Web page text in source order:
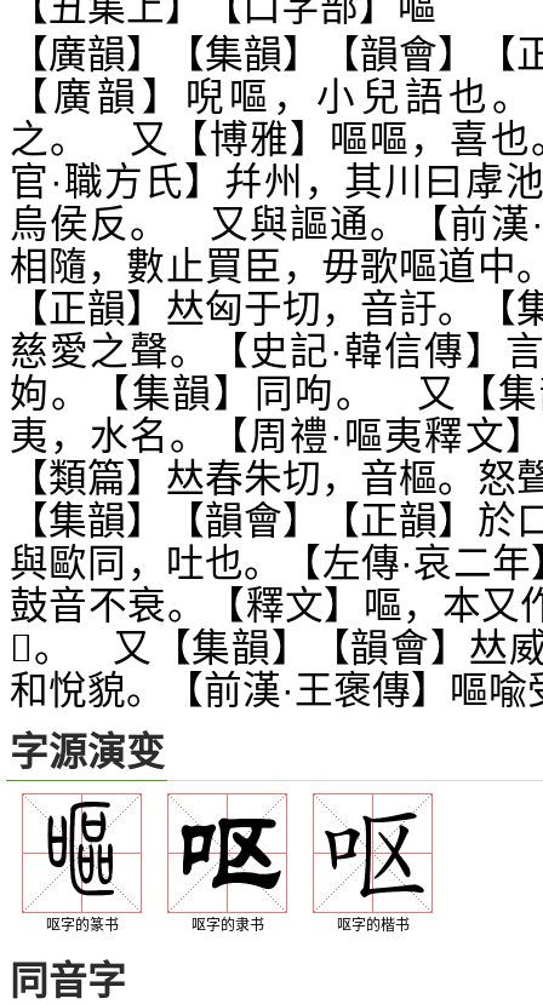
【廣韻】【集韻】【韻會】【
【廣韻】唲嘔，小兒語也
之。 又【博雅】嘔嘔，喜
官·職方氏】幷州，其川曰虖
烏侯反。 又與謳通。【前漢
相隨，數止買臣，毋歌嘔道
【正韻】 𠀤匈于切，音訏。【
慈愛之聲。【史記·韓信傳】
姁。【集韻】同呴。 又【
夷，水名。【周禮·嘔夷釋文
【類篇】 𠀤春朱切，音樞。
【集韻】【韻會】【正韻】於
與歐同，吐也。【左傳·哀二年
鼓音不衰。【釋文】嘔，本又
𣢨。 又【集韻】【韻會】 𠀤
和悅貌。【前漢·王褒傳】嘔
字源演变
呕字的篆书 呕字的隶书 呕字的楷书
同音字